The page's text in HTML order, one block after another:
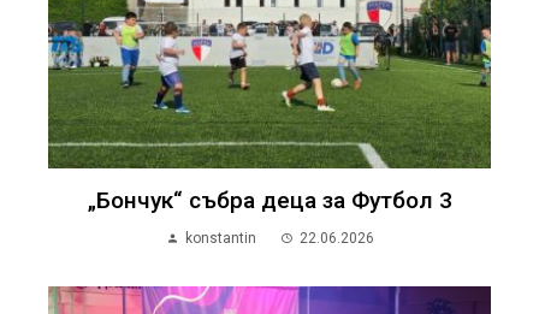
„Бончук“ събра деца за Футбол 3
konstantin 22.06.2026